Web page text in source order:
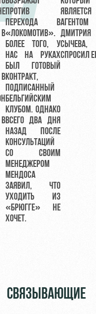
ПРОТИВ
ПЕРЕХОДА В
«ЛОКОМОТИВ».
БОЛЕЕ ТОГО, У
НАС НА РУКАХ
БЫЛ ГОТОВЫЙ
КОНТРАКТ,
ПОДПИСАННЫЙ
БЕЛЬГИЙСКИМ
КЛУБОМ. ОДНАКО
ВСЕГО ДВА ДНЯ
НАЗАД ПОСЛЕ
КОНСУЛЬТАЦИЙ
СО СВОИМ
МЕНЕДЖЕРОМ
МЕНДОСА
ЗАЯВИЛ, ЧТО
УХОДИТЬ ИЗ
«БРЮГГЕ» НЕ
ХОЧЕТ.
ЯВЛЯЕТСЯ
АГЕНТОМ
ДМИТРИЯ
СПРОСИЛ
СВЯЗЫВАЮЩИЕ